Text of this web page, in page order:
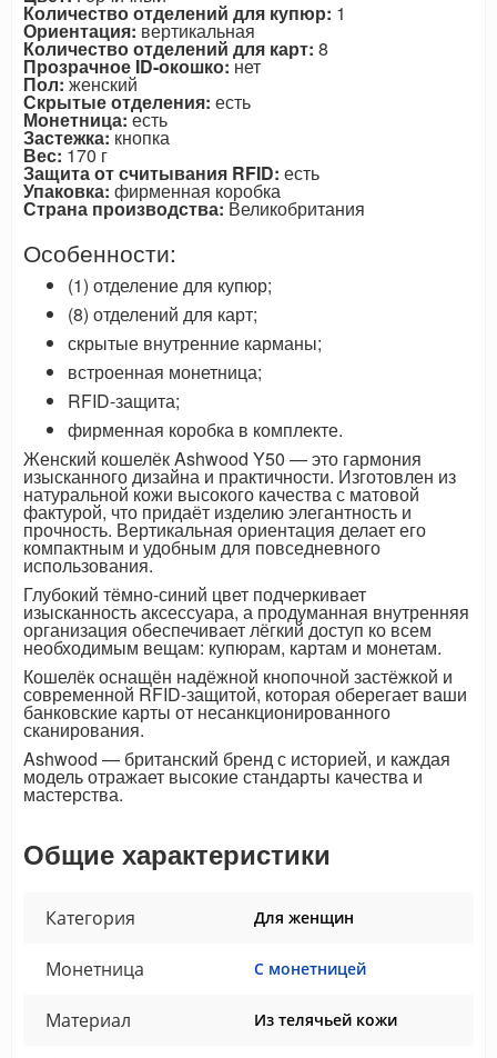
Количество отделений для купюр: 1
Ориентация: вертикальная
Количество отделений для карт: 8
Прозрачное ID-окошко:нет
Пол: женский
Скрытые отделения: есть
Монетница:есть
Застежка:кнопка
Вес: 170 г
Защита от считывания RFID: есть
Упаковка: фирменная коробка
Страна производства: Великобритания
Особенности:
(1) отделение для купюр;
(8) отделений для карт;
скрытые внутренние карманы;
встроенная монетница;
RFID-защита;
фирменная коробка в комплекте.
Женский кошелёк Ashwood Y50 — это гармония
изысканного дизайна и практичности. Изготовлен из
натуральной кожи высокого качества с матовой
фактурой, что придаёт изделию элегантность и
прочность. Вертикальная ориентация делает его
компактным и удобным для повседневного
использования.
Глубокий тёмно-синий цвет подчеркивает
изысканность аксессуара, а продуманная внутренняя
организация обеспечивает лёгкий доступ ко всем
необходимым вещам: купюрам, картам и монетам.
Кошелёк оснащён надёжной кнопочной застёжкой и
современной RFID-защитой, которая оберегает ваши
банковские карты от несанкционированного
сканирования.
Ashwood — британский бренд с историей, и каждая
модель отражает высокие стандарты качества и
мастерства.
Общие характеристики
Категория Для женщин
Монетница С монетницей
Материал Из телячьей кожи